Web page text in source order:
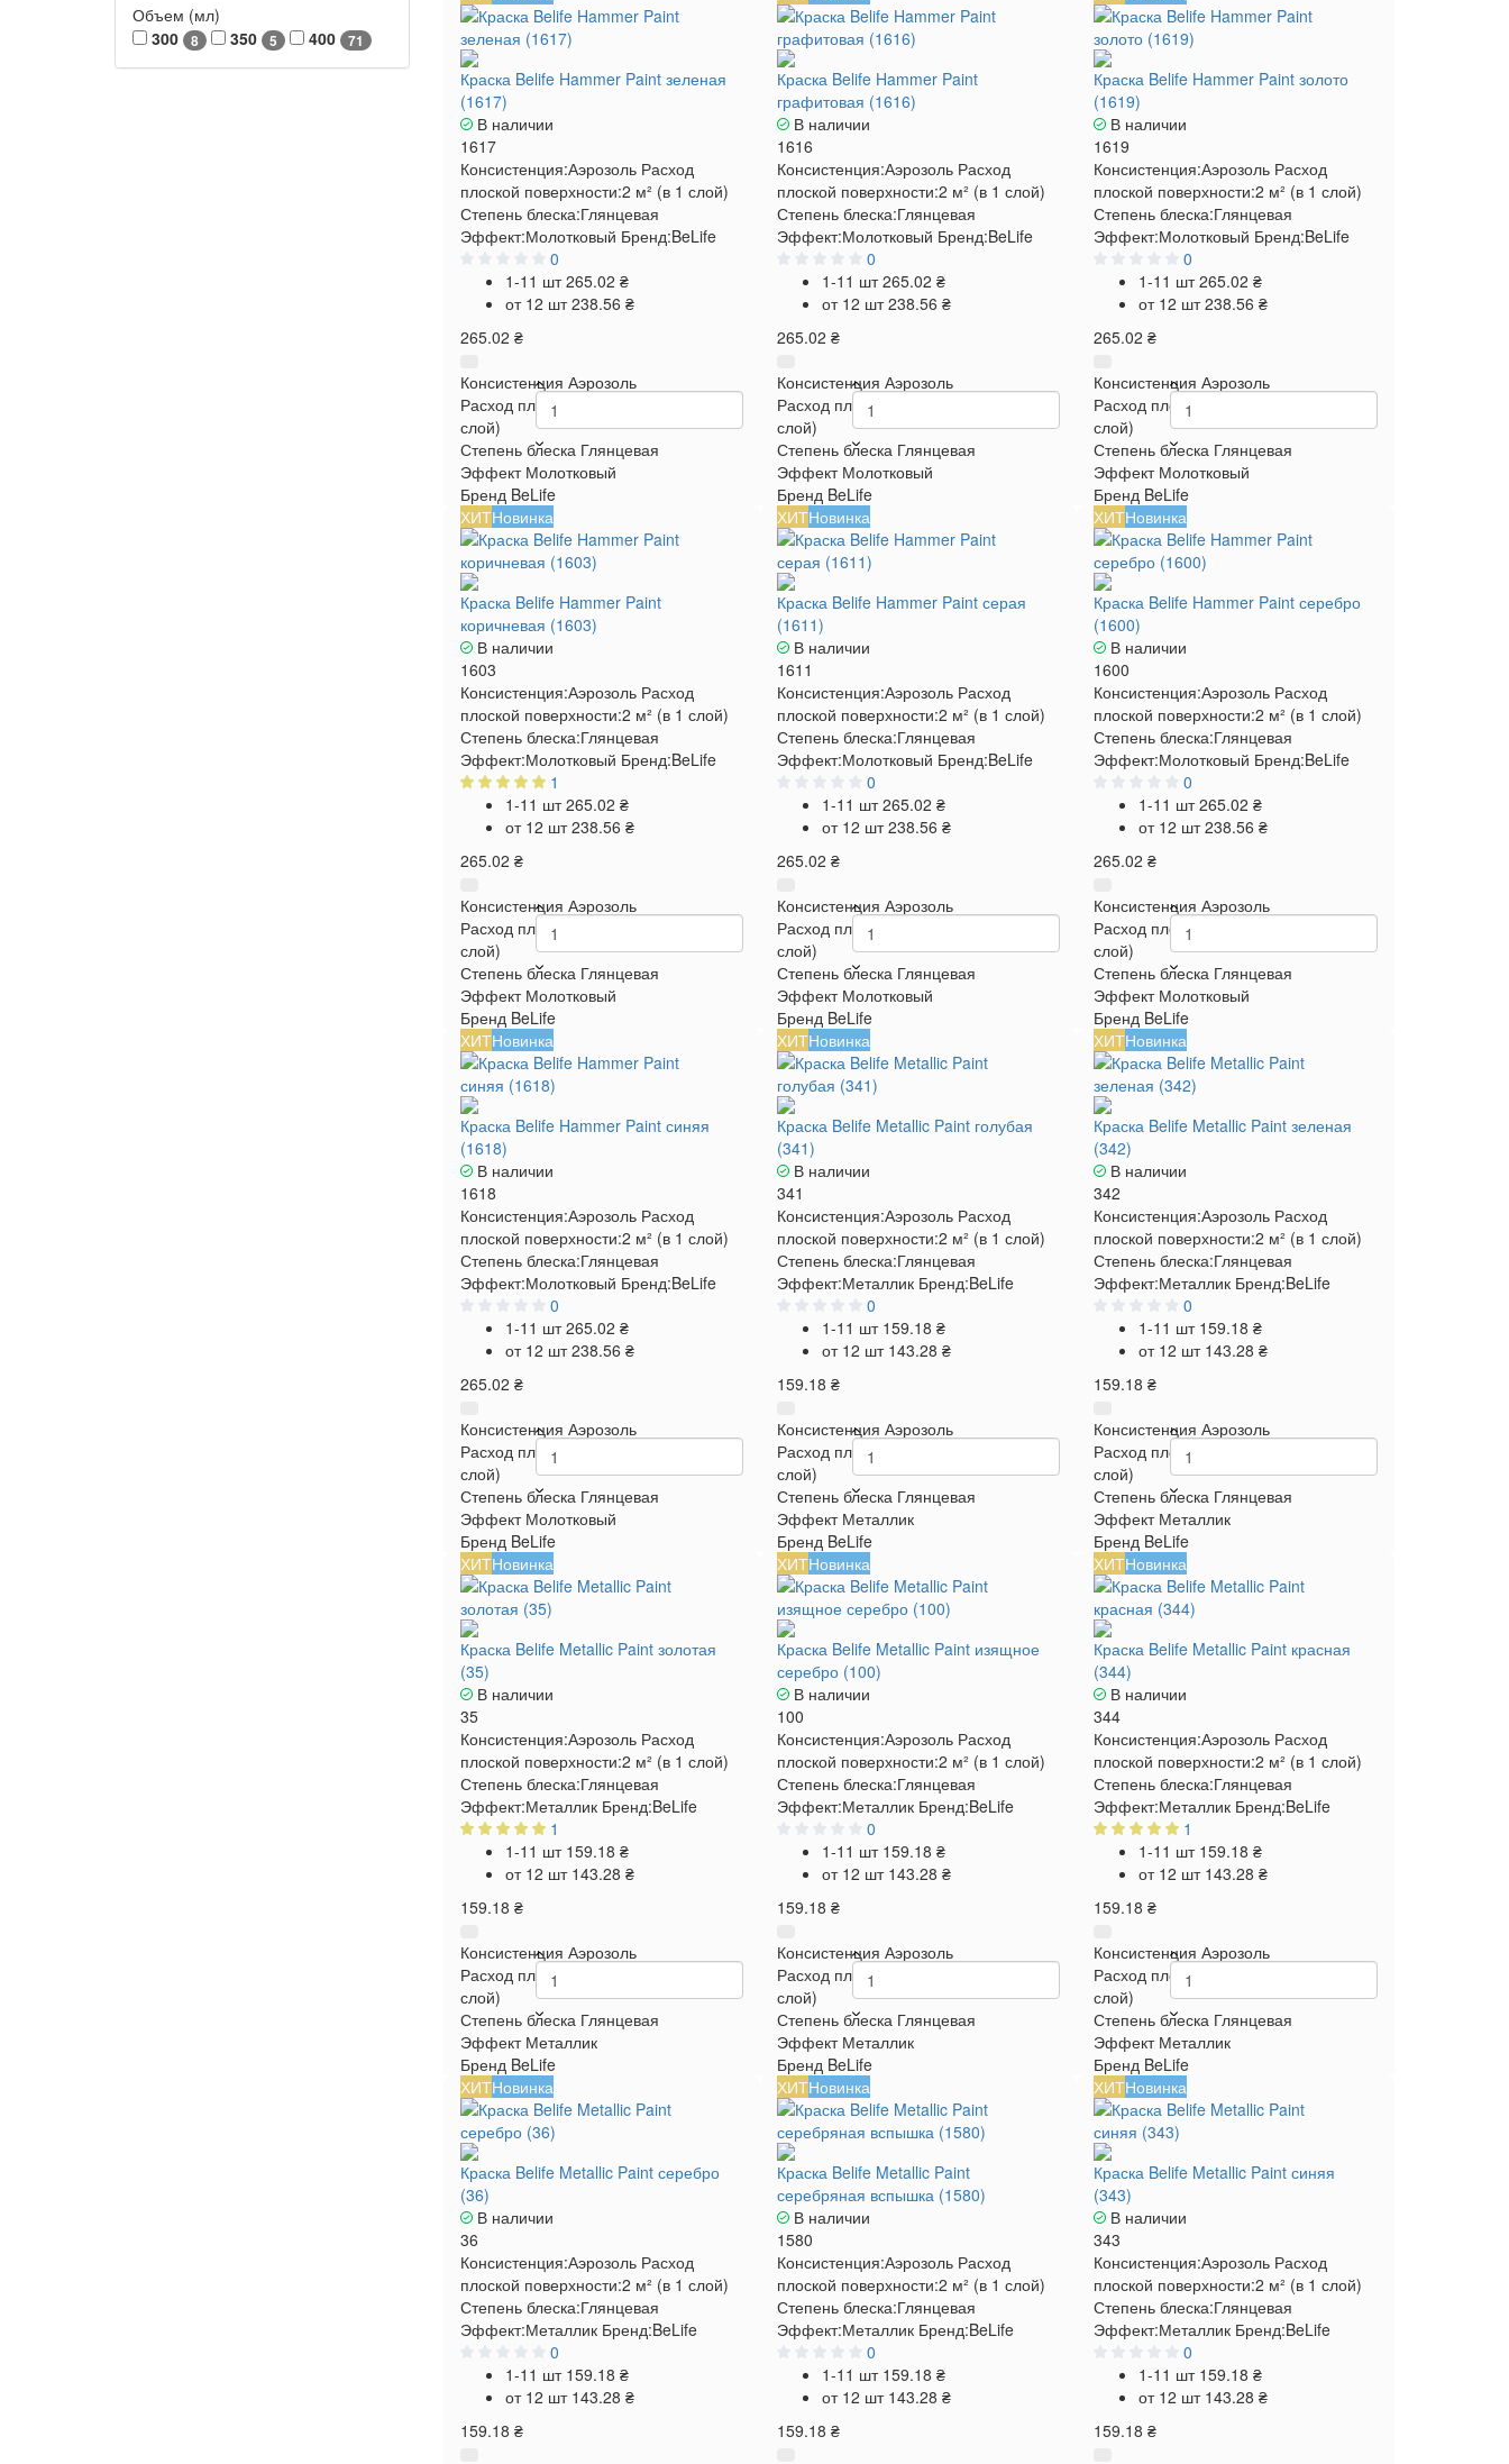
Объем (мл)
300
8 350 5 400 71
Краска Belife Hammer Paint зеленая
(1617)
В наличии
1617
Консистенция:Аэрозоль Расход
плоской поверхности:2 м² (в 1 слой)
Степень блеска:Глянцевая
Эффект:Молотковый Бренд:BeLife
0
1-11 шт265.02 ₴
от 12 шт238.56 ₴
265.02 ₴
Консистенция Аэрозоль
Расход плоской поверхности
слой)
Степень блеска Глянцевая
Эффект Молотковый
Бренд BeLife
Краска Belife Hammer Paint
графитовая (1616)
В наличии
1616
Консистенция:Аэрозоль Расход
плоской поверхности:2 м² (в 1 слой)
Степень блеска:Глянцевая
Эффект:Молотковый Бренд:BeLife
0
1-11 шт265.02 ₴
от 12 шт238.56 ₴
265.02 ₴
Консистенция Аэрозоль
Расход плоской поверхности
слой)
Степень блеска Глянцевая
Эффект Молотковый
Бренд BeLife
Краска Belife Hammer Paint золото
(1619)
В наличии
1619
Консистенция:Аэрозоль Расход
плоской поверхности:2 м² (в 1 слой)
Степень блеска:Глянцевая
Эффект:Молотковый Бренд:BeLife
0
1-11 шт265.02 ₴
от 12 шт238.56 ₴
265.02 ₴
Консистенция Аэрозоль
Расход плоской поверхности
слой)
Степень блеска Глянцевая
Эффект Молотковый
Бренд BeLife
ХИТНовинка
Краска Belife Hammer Paint
коричневая (1603)
В наличии
1603
Консистенция:Аэрозоль Расход
плоской поверхности:2 м² (в 1 слой)
Степень блеска:Глянцевая
Эффект:Молотковый Бренд:BeLife
1
1-11 шт265.02 ₴
от 12 шт238.56 ₴
265.02 ₴
Консистенция Аэрозоль
Расход плоской поверхности
слой)
Степень блеска Глянцевая
Эффект Молотковый
Бренд BeLife
ХИТНовинка
Краска Belife Hammer Paint серая
(1611)
В наличии
1611
Консистенция:Аэрозоль Расход
плоской поверхности:2 м² (в 1 слой)
Степень блеска:Глянцевая
Эффект:Молотковый Бренд:BeLife
0
1-11 шт265.02 ₴
от 12 шт238.56 ₴
265.02 ₴
Консистенция Аэрозоль
Расход плоской поверхности
слой)
Степень блеска Глянцевая
Эффект Молотковый
Бренд BeLife
ХИТНовинка
Краска Belife Hammer Paint серебро
(1600)
В наличии
1600
Консистенция:Аэрозоль Расход
плоской поверхности:2 м² (в 1 слой)
Степень блеска:Глянцевая
Эффект:Молотковый Бренд:BeLife
0
1-11 шт265.02 ₴
от 12 шт238.56 ₴
265.02 ₴
Консистенция Аэрозоль
Расход плоской поверхности
слой)
Степень блеска Глянцевая
Эффект Молотковый
Бренд BeLife
ХИТНовинка
Краска Belife Hammer Paint синяя
(1618)
В наличии
1618
Консистенция:Аэрозоль Расход
плоской поверхности:2 м² (в 1 слой)
Степень блеска:Глянцевая
Эффект:Молотковый Бренд:BeLife
0
1-11 шт265.02 ₴
от 12 шт238.56 ₴
265.02 ₴
Консистенция Аэрозоль
Расход плоской поверхности
слой)
Степень блеска Глянцевая
Эффект Молотковый
Бренд BeLife
ХИТНовинка
Краска Belife Metallic Paint голубая
(341)
В наличии
341
Консистенция:Аэрозоль Расход
плоской поверхности:2 м² (в 1 слой)
Степень блеска:Глянцевая
Эффект:Металлик Бренд:BeLife
0
1-11 шт 159.18 ₴
от 12 шт 143.28 ₴
159.18 ₴
Консистенция Аэрозоль
Расход плоской поверхности
слой)
Степень блеска Глянцевая
Эффект Металлик
Бренд BeLife
ХИТНовинка
Краска Belife Metallic Paint зеленая
(342)
В наличии
342
Консистенция:Аэрозоль Расход
плоской поверхности:2 м² (в 1 слой)
Степень блеска:Глянцевая
Эффект:Металлик Бренд:BeLife
0
1-11 шт 159.18 ₴
от 12 шт 143.28 ₴
159.18 ₴
Консистенция Аэрозоль
Расход плоской поверхности
слой)
Степень блеска Глянцевая
Эффект Металлик
Бренд BeLife
ХИТНовинка
Краска Belife Metallic Paint золотая
(35)
В наличии
35
Консистенция:Аэрозоль Расход
плоской поверхности:2 м² (в 1 слой)
Степень блеска:Глянцевая
Эффект:Металлик Бренд:BeLife
1
1-11 шт 159.18 ₴
от 12 шт 143.28 ₴
159.18 ₴
Консистенция Аэрозоль
Расход плоской поверхности
слой)
Степень блеска Глянцевая
Эффект Металлик
Бренд BeLife
ХИТНовинка
Краска Belife Metallic Paint изящное
серебро (100)
В наличии
100
Консистенция:Аэрозоль Расход
плоской поверхности:2 м² (в 1 слой)
Степень блеска:Глянцевая
Эффект:Металлик Бренд:BeLife
0
1-11 шт 159.18 ₴
от 12 шт 143.28 ₴
159.18 ₴
Консистенция Аэрозоль
Расход плоской поверхности
слой)
Степень блеска Глянцевая
Эффект Металлик
Бренд BeLife
ХИТНовинка
Краска Belife Metallic Paint красная
(344)
В наличии
344
Консистенция:Аэрозоль Расход
плоской поверхности:2 м² (в 1 слой)
Степень блеска:Глянцевая
Эффект:Металлик Бренд:BeLife
1
1-11 шт 159.18 ₴
от 12 шт 143.28 ₴
159.18 ₴
Консистенция Аэрозоль
Расход плоской поверхности
слой)
Степень блеска Глянцевая
Эффект Металлик
Бренд BeLife
ХИТНовинка
Краска Belife Metallic Paint серебро
(36)
В наличии
36
Консистенция:Аэрозоль Расход
плоской поверхности:2 м² (в 1 слой)
Степень блеска:Глянцевая
Эффект:Металлик Бренд:BeLife
0
1-11 шт 159.18 ₴
от 12 шт 143.28 ₴
159.18 ₴
ХИТНовинка
Краска Belife Metallic Paint
серебряная вспышка (1580)
В наличии
1580
Консистенция:Аэрозоль Расход
плоской поверхности:2 м² (в 1 слой)
Степень блеска:Глянцевая
Эффект:Металлик Бренд:BeLife
0
1-11 шт 159.18 ₴
от 12 шт 143.28 ₴
159.18 ₴
ХИТНовинка
Краска Belife Metallic Paint синяя
(343)
В наличии
343
Консистенция:Аэрозоль Расход
плоской поверхности:2 м² (в 1 слой)
Степень блеска:Глянцевая
Эффект:Металлик Бренд:BeLife
0
1-11 шт 159.18 ₴
от 12 шт 143.28 ₴
159.18 ₴